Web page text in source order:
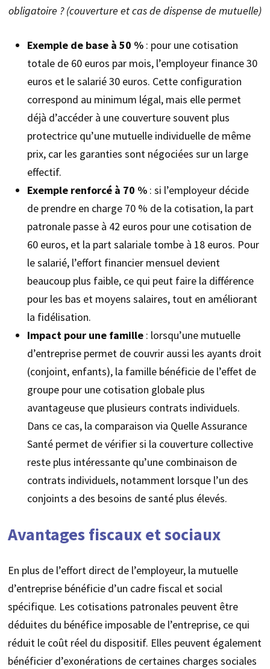
obligatoire ? (couverture et cas de dispense de mutuelle)
Exemple de base à 50 %: pour une cotisation
totale de 60 euros par mois, l’employeur finance 30
euros et le salarié 30 euros. Cette configuration
correspond au minimum légal, mais elle permet
déjà d’accéder à une couverture souvent plus
protectrice qu’une mutuelle individuelle de même
prix, car les garanties sont négociées sur un large
effectif.
Exemple renforcé à 70 %: si l’employeur décide
de prendre en charge 70 % de la cotisation, la part
patronale passe à 42 euros pour une cotisation de
60 euros, et la part salariale tombe à 18 euros. Pour
le salarié, l’effort financier mensuel devient
beaucoup plus faible, ce qui peut faire la différence
pour les bas et moyens salaires, tout en améliorant
la fidélisation.
Impact pour une famille: lorsqu’une mutuelle
d’entreprise permet de couvrir aussi les ayants droit
(conjoint, enfants), la famille bénéficie de l’effet de
groupe pour une cotisation globale plus
avantageuse que plusieurs contrats individuels.
Dans ce cas, la comparaison via Quelle Assurance
Santé permet de vérifier si la couverture collective
reste plus intéressante qu’une combinaison de
contrats individuels, notamment lorsque l’un des
conjoints a des besoins de santé plus élevés.
Avantages fiscaux et sociaux
En plus de l’effort direct de l’employeur, la mutuelle
d’entreprise bénéficie d’un cadre fiscal et social
spécifique. Les cotisations patronales peuvent être
déduites du bénéfice imposable de l’entreprise, ce qui
réduit le coût réel du dispositif. Elles peuvent également
bénéficier d’exonérations de certaines charges sociales